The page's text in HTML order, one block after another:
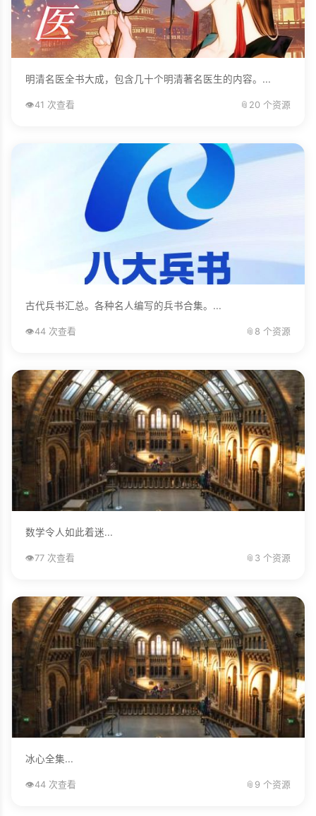
明清名医全书大成，包含几十个明清著名医生的内容。...
👁️41 次查看 📎 20 个资源
古代兵书汇总。各种名人编写的兵书合集。...
👁️44 次查看 📎 8 个资源
数学令人如此着迷...
👁️77 次查看 📎 3 个资源
冰心全集...
👁️44 次查看 📎 9 个资源